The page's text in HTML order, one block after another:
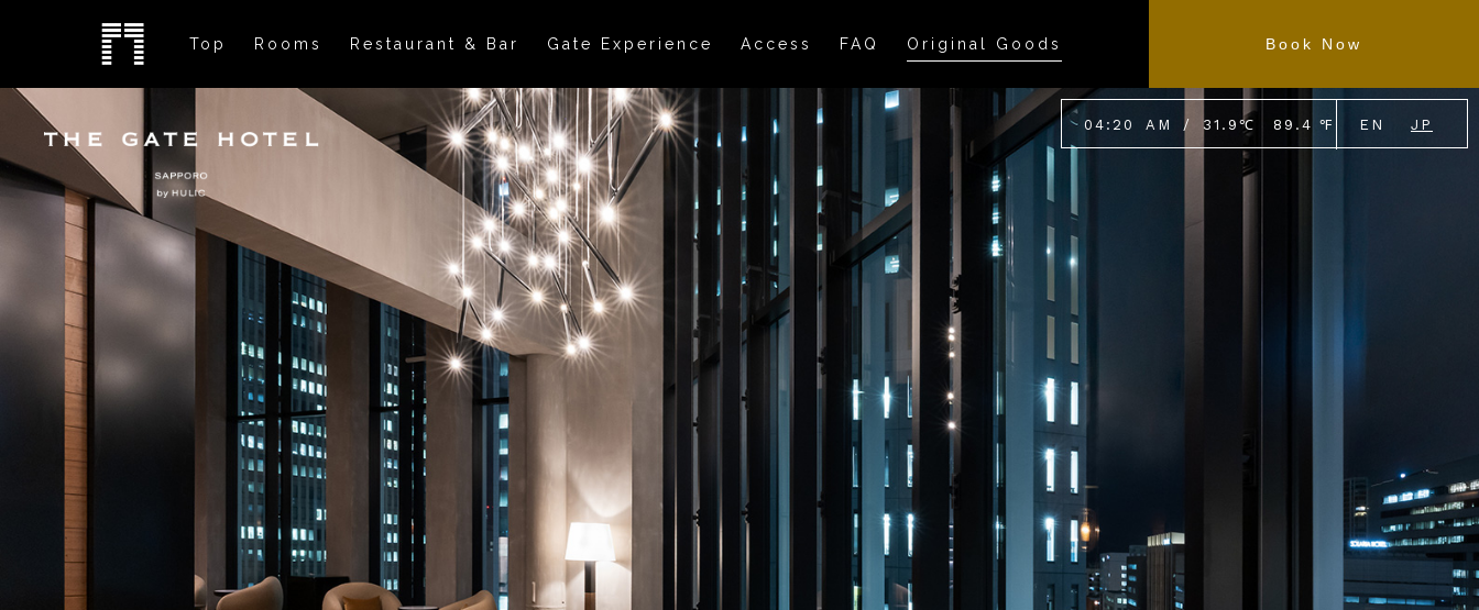
04 : 20 AM / 31.9 ℃ 89.4 ℉ EN JP
Top Rooms Restaurant & Bar Gate Experience Access FAQ Original Goods Book Now